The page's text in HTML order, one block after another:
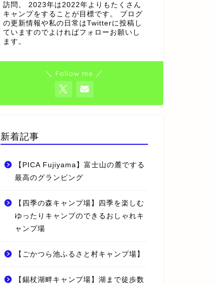
訪問。 2023年は2022年よりもたくさん
キャンプをすることが目標です。 ブログ
の更新情報や私の日常はTwitterに投稿し
ていますのでよければフォローお願いし
ます。
＼ Follow me ／
新着記事
【PICA Fujiyama】富士山の麓でする
最高のグランピング
【四季の森キャンプ場】四季を楽しむ
ゆったりキャンプのできるおしゃれキ
ャンプ場
【ごかつら池ふるさと村キャンプ場】
【錫杖湖畔キャンプ場】湖まで徒歩数